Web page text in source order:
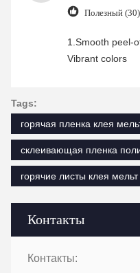
Контакты
Контакты:
Полезный (30)
1.Smooth peel-
Vibrant colors
Tags:
горячая пленка клея
склеивающая пленка
горячие листы клея мельт